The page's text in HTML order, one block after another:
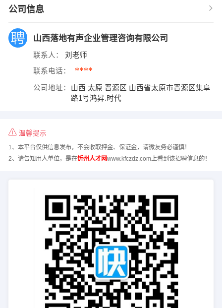
公司信息
山西落地有声企业管理咨询有限公司
联系人： 刘老师
联系电话： ****
公司地址：
山西 太原 晋源区 山西省太原市晋源区集阜
路1号鸿昇.时代
温馨提示
1、本平台仅供信息发布，不会收取押金、保证金，请微友务必谨慎！
2、请告知用人单位，是在忻州人才网www.kfczdz.com上看到该招聘信息的！